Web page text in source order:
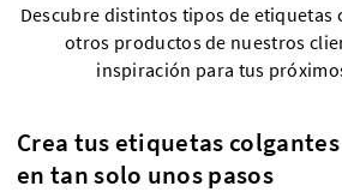
Descubre distintos tipos de etiquetas
otros productos de nuestros
inspiración para tus
Crea tus etiquetas
en tan solo unos pasos